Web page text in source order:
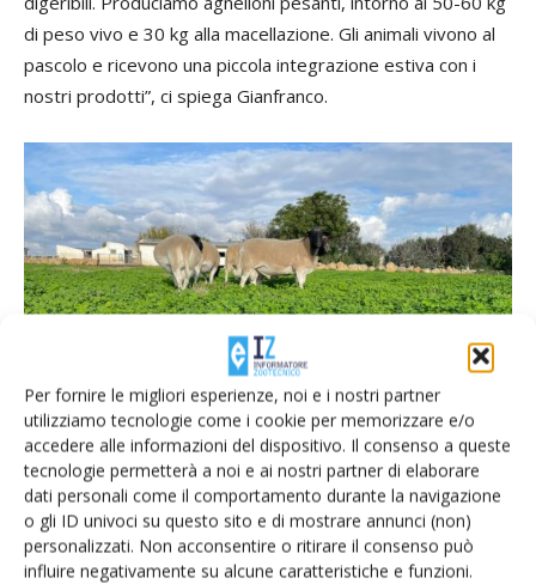
Per fornire le migliori esperienze, noi e i nostri partner
utilizziamo tecnologie come i cookie per memorizzare e/o
accedere alle informazioni del dispositivo. Il consenso a queste
tecnologie permetterà a noi e ai nostri partner di elaborare
dati personali come il comportamento durante la navigazione
o gli ID univoci su questo sito e di mostrare annunci (non)
personalizzati. Non acconsentire o ritirare il consenso può
influire negativamente su alcune caratteristiche e funzioni.
di peso vivo e 30 kg alla macellazione. Gli animali vivono al
pascolo e ricevono una piccola integrazione estiva con i
nostri prodotti”, ci spiega Gianfranco.
Gli animali da carne vivono principalmente al pascolo e la loro carne è destinata alla
ristorazione